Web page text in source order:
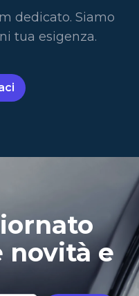
dedicato. Siamo
tua esigenza.
novità e